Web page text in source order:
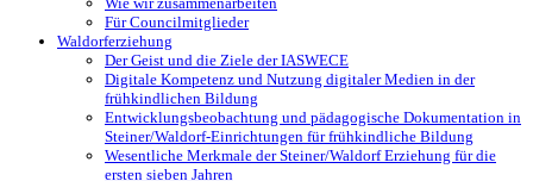
Für Councilmitglieder
Waldorferziehung
Der Geist und die Ziele der IASWECE
Digitale Kompetenz und Nutzung digitaler Medien in der
frühkindlichen Bildung
Entwicklungsbeobachtung und pädagogische Dokumentation in
Steiner/Waldorf-Einrichtungen für frühkindliche Bildung
Wesentliche Merkmale der Steiner/Waldorf Erziehung für die
ersten sieben Jahren